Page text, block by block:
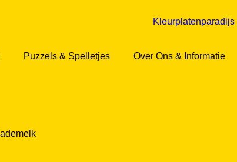
Puzzels & Spelletjes Over Ons & Informatie